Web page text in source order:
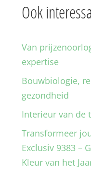
Ook
Van
expertise
Bouwbiologie,
gezondheid
Interieur van de
Transformeer
Exclusiv 9383 –
Kleur van het